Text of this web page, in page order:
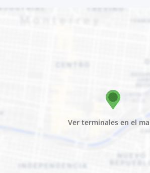
Ver terminales en el